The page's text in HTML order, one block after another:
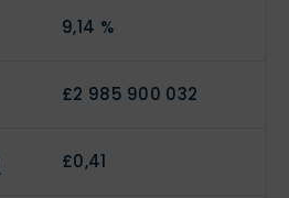
9,14 %
£2 985 900 032
£0,41